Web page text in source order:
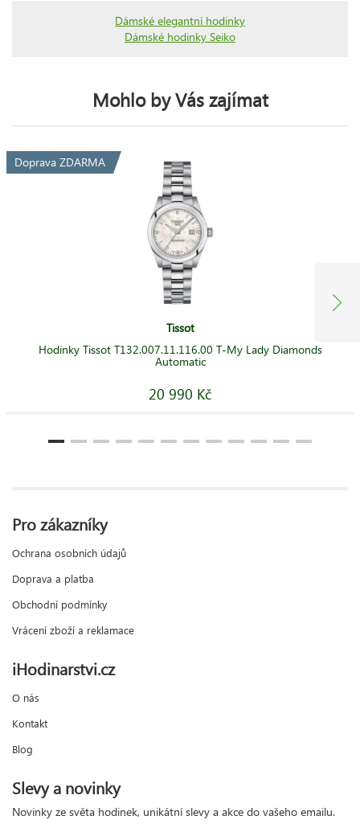
Dámské elegantní hodinky
Dámské hodinky Seiko
Mohlo by Vás zajímat
Doprava ZDARMA
Tissot
Hodinky Tissot T132.007.11.116.00 T-My Lady Diamonds
Automatic
20 990 Kč
Pro zákazníky
Ochrana osobních údajů
Doprava a platba
Obchodní podmínky
Vrácení zboží a reklamace
iHodinarstvi.cz
O nás
Kontakt
Blog
Slevy a novinky
Novinky ze světa hodinek, unikátní slevy a akce do vašeho emailu.